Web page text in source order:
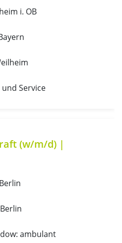
i. OB
und Service
(w/m/d) |
Berlin
Berlin
ambulant